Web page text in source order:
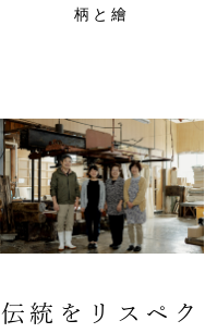
柄と繪
伝統をリスペク